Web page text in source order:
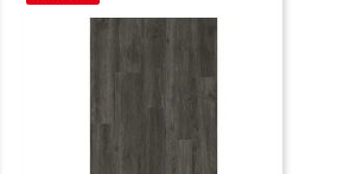
COMPRAR